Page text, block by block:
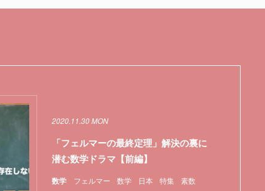
数学 フェルマー 数学 日本 特集 素数
2020.11.30 MON
「フェルマーの最終定理」解決の裏に
潜む数学ドラマ【前編】